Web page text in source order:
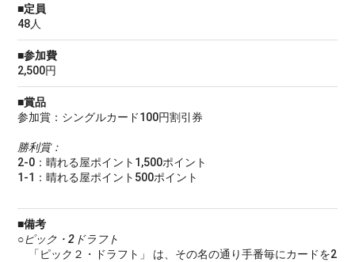
■定員
48人
■参加費
2,500円
■賞品
参加賞：シングルカード100円割引券
勝利賞：
2-0：晴れる屋ポイント1,500ポイント
1-1：晴れる屋ポイント500ポイント
■備考
○ピック・2ドラフト
「ピック２・ドラフト」 は、その名の通り手番毎にカードを2